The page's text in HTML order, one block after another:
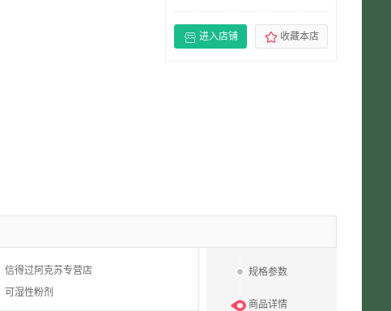
 进入店铺  收藏本店
规格参数
商品详情
信得过阿克苏专营店
可湿性粉剂